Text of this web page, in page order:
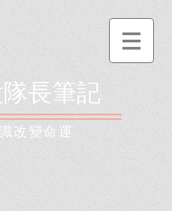
長筆記
改變命運